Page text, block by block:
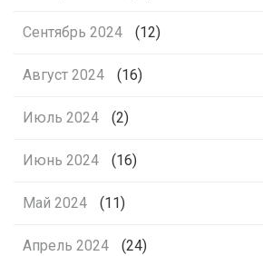
Сентябрь 2024 (12)
Август 2024 (16)
Июль 2024 (2)
Июнь 2024 (16)
Май 2024 (11)
Апрель 2024 (24)